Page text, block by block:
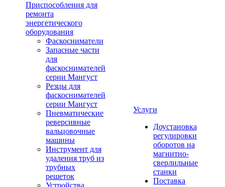
Приспособления для
ремонта
энергетического
оборудования
Фаскосниматели
Запасные части
для
фаскоснимателей
серии Мангуст
Резцы для
фаскоснимателей
серии Мангуст
Пневматические
реверсивные
вальцовочные
машины
Инструмент для
удаления труб из
трубных
решеток
Устройства
Услуги
Доустановка
регулировки
оборотов на
магнитно-
сверлильные
станки
Поставка